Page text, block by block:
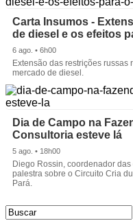
Carta Insumos -
de diesel e os efeitos
6 ago. • 6h00
Extensão das restrições russas
mercado de diesel.
Dia de Campo na
Consultoria esteve lá
5 ago. • 18h00
Diego Rossin, coordenador
palestra sobre o Circuito Cria
Pará.